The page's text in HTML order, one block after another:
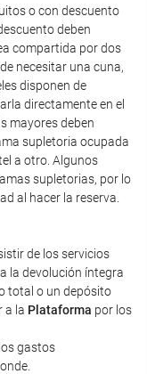
o con descuento
deben
compartida por dos
necesitar una cuna,
disponen de
directamente en el
mayores deben
supletoria ocupada
a otro. Algunos
supletorias, por lo
al hacer la reserva.
de los servicios
la devolución íntegra
total o un depósito
a la Plataforma por los
gastos